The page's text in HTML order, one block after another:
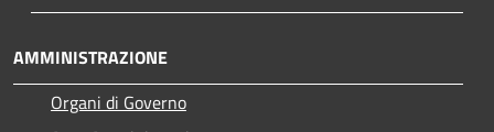
AMMINISTRAZIONE
Organi di Governo